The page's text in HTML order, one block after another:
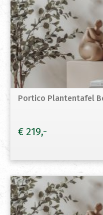
Portico Plantentafel
€ 219